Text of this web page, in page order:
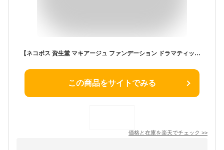
【ネコポス 資生堂 マキアージュ ファンデーション ドラマティックエッセンスクッション グロウ 2（レフィル）オークル 美容液 無香料 SPF 50+ PA++++ 】【資生堂正規店 追跡番号付き おまかせサンプル付き】
この商品をサイトでみる
価格と在庫を楽天でチェック >>